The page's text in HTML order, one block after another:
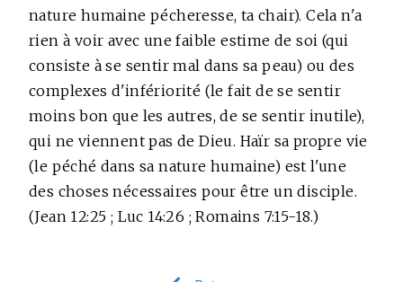
nature humaine pécheresse, ta chair). Cela n'a
rien à voir avec une faible estime de soi (qui
consiste à se sentir mal dans sa peau) ou des
complexes d'infériorité (le fait de se sentir
moins bon que les autres, de se sentir inutile),
qui ne viennent pas de Dieu. Haïr sa propre vie
(le péché dans sa nature humaine) est l'une
des choses nécessaires pour être un disciple.
(Jean 12:25 ; Luc 14:26 ; Romains 7:15-18.)